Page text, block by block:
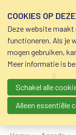
schuldhulp • sociaal
budgetbeheer •
Main navigation
COOKIES OP
Deze website
functioneren. Als je
mogen gebruiken,
Meer informatie is
Schakel alle
Alleen essentiële